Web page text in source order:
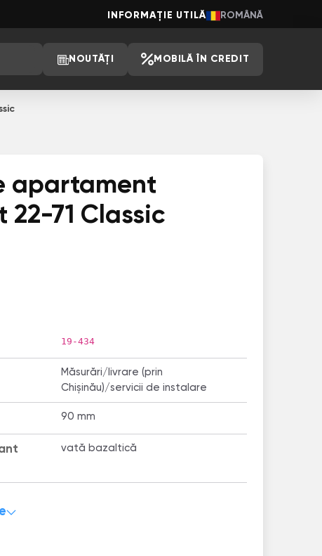
INFORMAȚIE UTILĂ ROMÂNĂ
NOUTĂȚI MOBILĂ ÎN CREDIT
apartament
22-71 Classic
19-434
Măsurări/livrare (prin
Chișinău)/servicii de instalare
90 mm
vată bazaltică